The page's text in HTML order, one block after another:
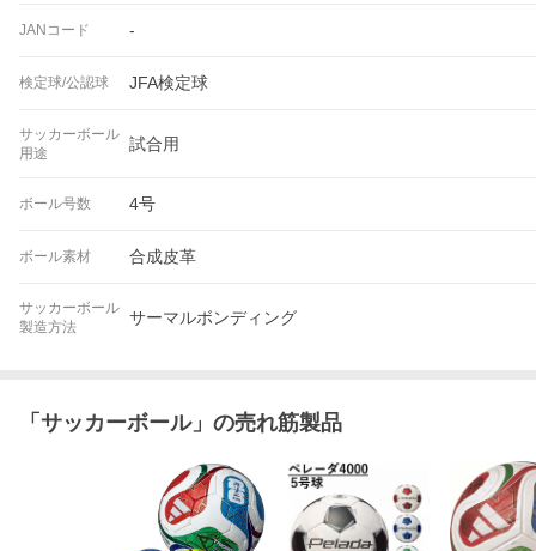
JANコード -
検定球/公認球 JFA検定球
サッカーボール
用途
試合用
ボール号数 4号
ボール素材 合成皮革
サッカーボール
製造方法
サーマルボンディング
「 サッカーボール」の売れ筋製品